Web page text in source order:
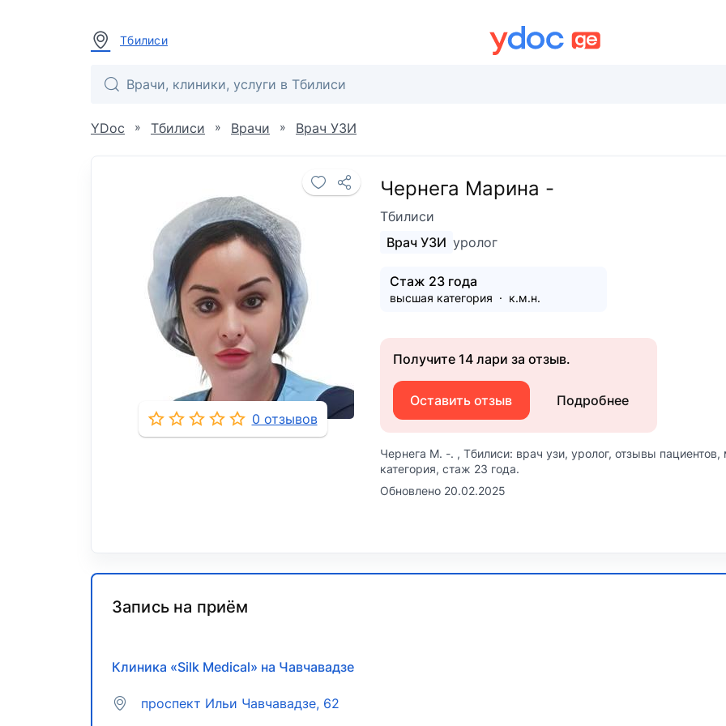
Тбилиси
YDoc » Тбилиси » Врачи » Врач УЗИ
0 отзывов
Чернега Марина -
Тбилиси
Врач УЗИ уролог
Стаж 23 года
высшая категория к.м.н.
Получите 14 лари за отзыв.
Оставить отзыв Подробнее
Чернега М. -. , Тбилиси: врач узи, уролог, отзывы
категория, стаж 23 года.
Обновлено 20.02.2025
Запись на приём
Клиника «Silk Medical» на Чавчавадзе
проспект Ильи Чавчавадзе, 62